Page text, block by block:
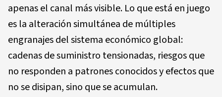
apenas el canal más visible. Lo que está en juego
es la alteración simultánea de múltiples
engranajes del sistema económico global:
cadenas de suministro tensionadas, riesgos que
no responden a patrones conocidos y efectos que
no se disipan, sino que se acumulan.